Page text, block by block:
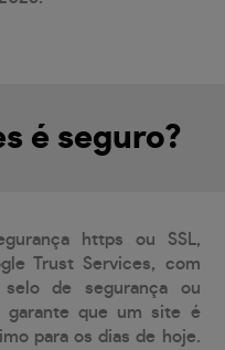
é seguro?
https ou SSL,
Trust Services, com
de segurança ou
garante que um site é
para os dias de hoje.